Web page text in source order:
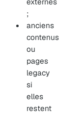
;
anciens
contenus
ou
pages
legacy
si
elles
restent